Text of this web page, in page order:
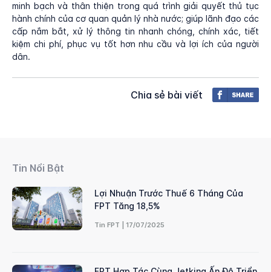
minh bạch và thân thiện trong quá trình giải quyết thủ tục
hành chính của cơ quan quản lý nhà nước; giúp lãnh đạo các
cấp nắm bắt, xử lý thông tin nhanh chóng, chính xác, tiết
kiệm chi phí, phục vụ tốt hơn nhu cầu và lợi ích của người
dân.
Chia sẻ bài viết
Tin Nổi Bật
Lợi Nhuận Trước Thuế 6 Tháng Của
FPT Tăng 18,5%
Tin FPT | 17/07/2025